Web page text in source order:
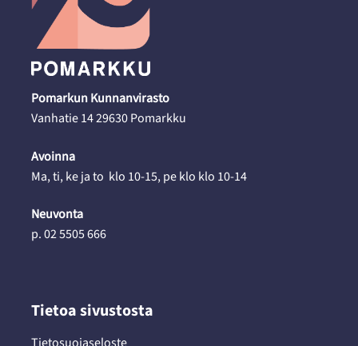
Pomarkun Kunnanvirasto
Vanhatie 14 29630 Pomarkku
Avoinna
Ma, ti, ke ja to klo 10-15, pe klo klo 10-14
Neuvonta
p. 02 5505 666
Tietoa sivustosta